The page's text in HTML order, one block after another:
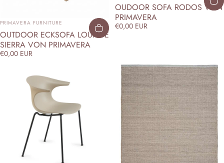
ANBIETER:
PRIMAVERA FURNITURE
OUTDOOR ECKSOFA LOUNGE
SIERRA VON PRIMAVERA
€0,00 EUR
OUDOOR SOFA RODOS VON
PRIMAVERA
€0,00 EUR